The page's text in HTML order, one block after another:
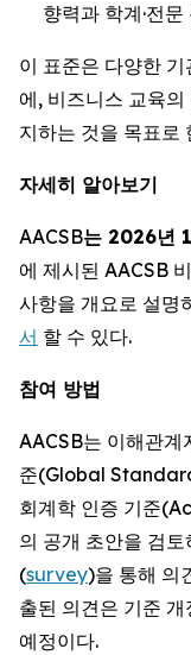
향력과 학계·전
이 표준은 다양한
에, 비즈니스 교육
지하는 것을 목표로
자세히 알아보기
AACSB는 2026년
에 제시된 AACSB
사항을 개요로 설명
서 할 수 있다.
참여 방법
AACSB는 이해관계
준(Global
회계학 인증 기준
의 공개 초안을 검토
(survey)을 통해 의
출된 의견은 기준
예정이다.